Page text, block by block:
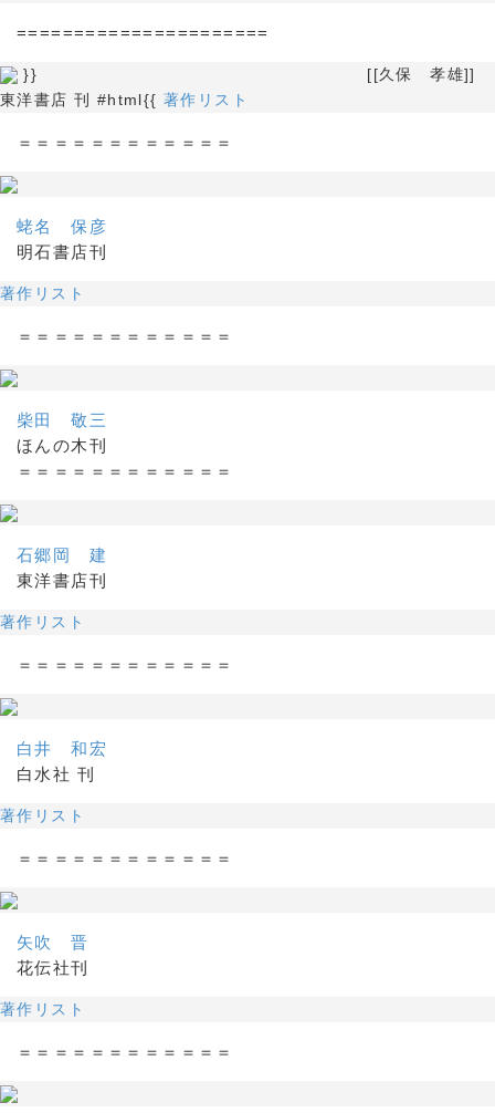
======================
}} [[久保 孝雄]]
東洋書店 刊 #html{{ 著作リスト
＝＝＝＝＝＝＝＝＝＝＝＝
蛯名 保彦
明石書店刊
著作リスト
＝＝＝＝＝＝＝＝＝＝＝＝
柴田 敬三
ほんの木刊
＝＝＝＝＝＝＝＝＝＝＝＝
石郷岡 建
東洋書店刊
著作リスト
＝＝＝＝＝＝＝＝＝＝＝＝
白井 和宏
白水社 刊
著作リスト
＝＝＝＝＝＝＝＝＝＝＝＝
矢吹 晋
花伝社刊
著作リスト
＝＝＝＝＝＝＝＝＝＝＝＝